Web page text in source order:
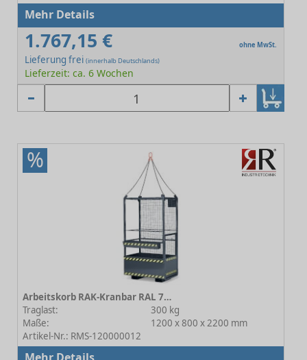
Mehr Details
1.767,15 € ohne MwSt.
Lieferung frei (innerhalb Deutschlands)
Lieferzeit: ca. 6 Wochen
%
Arbeitskorb RAK-Kranbar RAL 7016 Anthrazit
Traglast:
300 kg
Maße:
1200 x 800 x 2200 mm
Artikel-Nr.: RMS-120000012